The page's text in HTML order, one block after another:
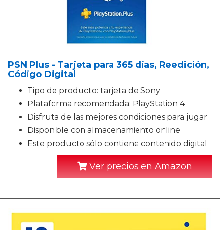
PSN Plus - Tarjeta para 365 días, Reedición,
Código Digital
Tipo de producto: tarjeta de Sony
Plataforma recomendada: PlayStation 4
Disfruta de las mejores condiciones para jugar
Disponible con almacenamiento online
Este producto sólo contiene contenido digital
Ver precios en Amazon